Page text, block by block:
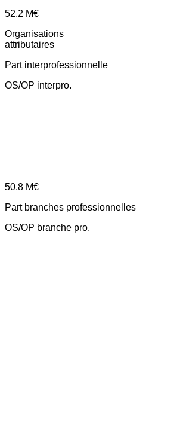
52.2 M€
Organisations
attributaires
Part interprofessionnelle
OS/OP interpro.
50.8 M€
Part branches professionnelles
OS/OP branche pro.